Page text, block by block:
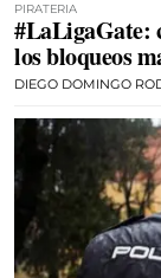
PIRATERIA
#LaLigaGate:
los bloqueos
DIEGO DOMINGO